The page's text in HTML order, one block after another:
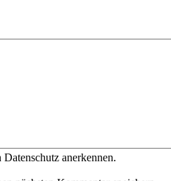
anerkennen.